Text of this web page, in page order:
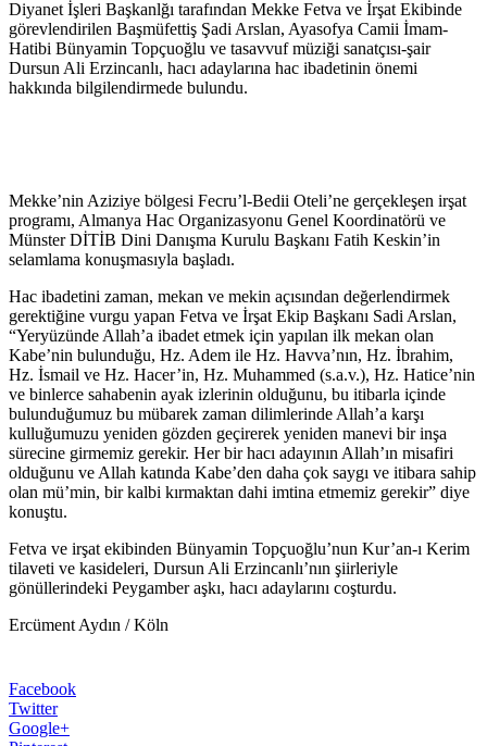
Diyanet İşleri Başkanlğı tarafından Mekke Fetva ve İrşat Ekibinde
görevlendirilen Başmüfettiş Şadi Arslan, Ayasofya Camii İmam-
Hatibi Bünyamin Topçuoğlu ve tasavvuf müziği sanatçısı-şair
Dursun Ali Erzincanlı, hacı adaylarına hac ibadetinin önemi
hakkında bilgilendirmede bulundu.
Mekke’nin Aziziye bölgesi Fecru’l-Bedii Oteli’ne gerçekleşen irşat
programı, Almanya Hac Organizasyonu Genel Koordinatörü ve
Münster DİTİB Dini Danışma Kurulu Başkanı Fatih Keskin’in
selamlama konuşmasıyla başladı.
Hac ibadetini zaman, mekan ve mekin açısından değerlendirmek
gerektiğine vurgu yapan Fetva ve İrşat Ekip Başkanı Sadi Arslan,
“Yeryüzünde Allah’a ibadet etmek için yapılan ilk mekan olan
Kabe’nin bulunduğu, Hz. Adem ile Hz. Havva’nın, Hz. İbrahim,
Hz. İsmail ve Hz. Hacer’in, Hz. Muhammed (s.a.v.), Hz. Hatice’nin
ve binlerce sahabenin ayak izlerinin olduğunu, bu itibarla içinde
bulunduğumuz bu mübarek zaman dilimlerinde Allah’a karşı
kulluğumuzu yeniden gözden geçirerek yeniden manevi bir inşa
sürecine girmemiz gerekir. Her bir hacı adayının Allah’ın misafiri
olduğunu ve Allah katında Kabe’den daha çok saygı ve itibara sahip
olan mü’min, bir kalbi kırmaktan dahi imtina etmemiz gerekir” diye
konuştu.
Fetva ve irşat ekibinden Bünyamin Topçuoğlu’nun Kur’an-ı Kerim
tilaveti ve kasideleri, Dursun Ali Erzincanlı’nın şiirleriyle
gönüllerindeki Peygamber aşkı, hacı adaylarını coşturdu.
Ercüment Aydın / Köln
Facebook
Twitter
Google+